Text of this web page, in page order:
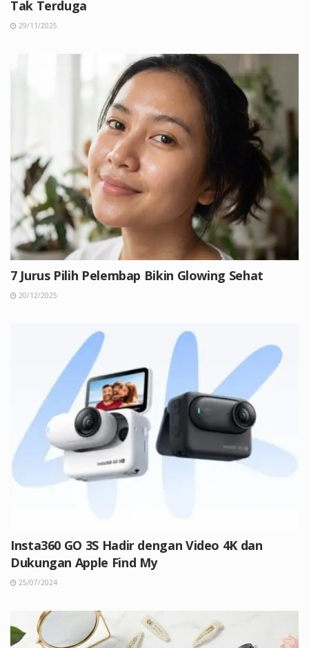
Tak Terduga
29/11/2025
7 Jurus Pilih Pelembap Bikin Glowing Sehat
20/12/2025
Insta360 GO 3S Hadir dengan Video 4K dan
Dukungan Apple Find My
25/07/2024